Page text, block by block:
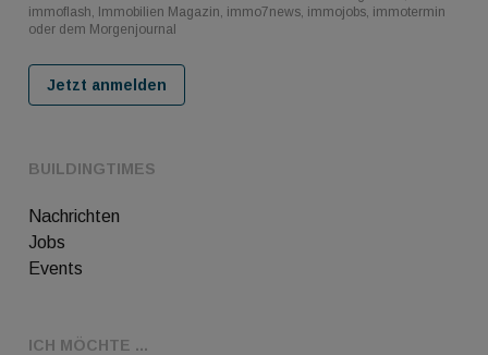
BUILDINGTIMES
Nachrichten
Jobs
Events
ICH MÖCHTE ...
immoflash, Immobilien Magazin, immo7news, immojobs, immotermin
oder dem Morgenjournal
Jetzt anmelden